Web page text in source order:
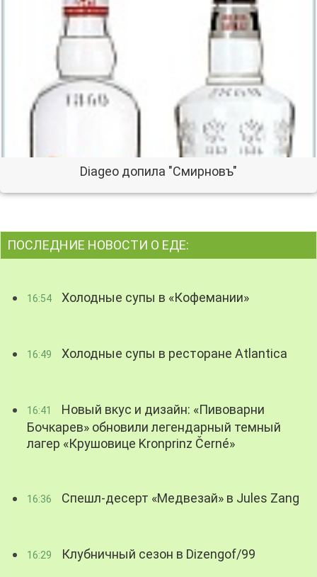
Diageo допила "Смирновъ"
ПОСЛЕДНИЕ НОВОСТИ О ЕДЕ:
16:54 Холодные супы в «Кофемании»
16:49 Холодные супы в ресторане Atlantica
16:41
Новый вкус и дизайн: «Пивоварни
Бочкарев» обновили легендарный темный
лагер «Крушовице Kronprinz Černé»
16:36 Спешл-десерт «Медвезай» в Jules Zang
16:29 Клубничный сезон в Dizengof/99